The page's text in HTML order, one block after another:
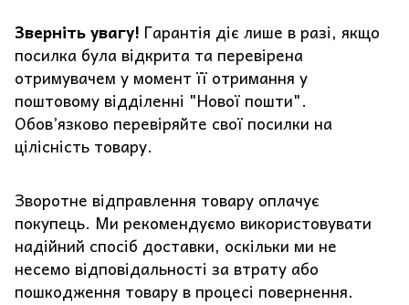
Зверніть увагу! Гарантія діє лише в разі, якщо
посилка була відкрита та перевірена
отримувачем у момент її отримання у
поштовому відділенні "Нової пошти".
Обов’язково перевіряйте свої посилки на
цілісність товару.
Зворотне відправлення товару оплачує
покупець. Ми рекомендуємо використовувати
надійний спосіб доставки, оскільки ми не
несемо відповідальності за втрату або
пошкодження товару в процесі повернення.